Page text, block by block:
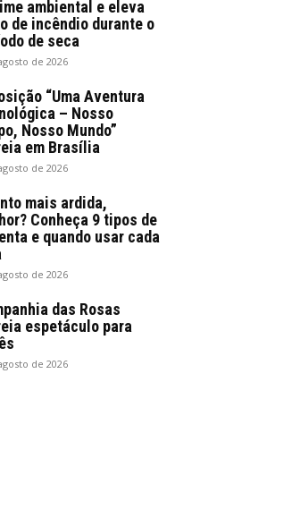
ambiental e eleva
de incêndio durante o
de seca
de 2026
“Uma Aventura
– Nosso
Nosso Mundo”
em Brasília
de 2026
mais ardida,
Conheça 9 tipos de
e quando usar cada
de 2026
das Rosas
espetáculo para
de 2026